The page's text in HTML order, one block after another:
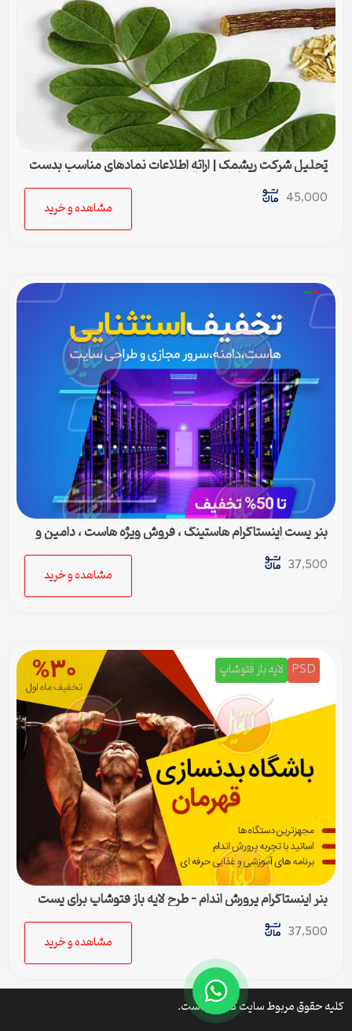
تحلیل شرکت ریشمک | ارائه اطلاعات نمادهای مناسب بدست
آمده با رویکرد تحیلی تکنیکال
45,000
مشاهده و خرید
بنر پست اینستاگرام هاستینگ ، فروش ویژه هاست ، دامین و
سرور مجازی
37,500
مشاهده و خرید
PSD لایه باز فتوشاپ
بنر اینستاگرام پرورش اندام – طرح لایه باز فتوشاپ برای پست
اینستا
37,500
مشاهده و خرید
کلیه حقوق مربوط سایت کتافایل است.